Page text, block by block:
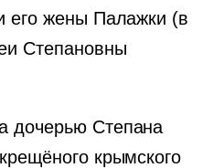
его жены Палажки (в
Степановны
дочерью Степана
крымского